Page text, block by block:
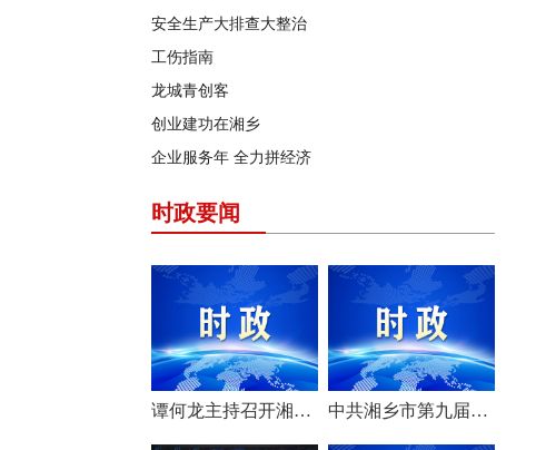
安全生产大排查大整治
工伤指南
龙城青创客
创业建功在湘乡
企业服务年 全力拼经济
时政要闻
谭何龙主持召开湘乡市第九届市委常委会（扩大）会议 中共湘乡市第九届委员会举行第一次全体会议 选举产生新一届市委常委班子